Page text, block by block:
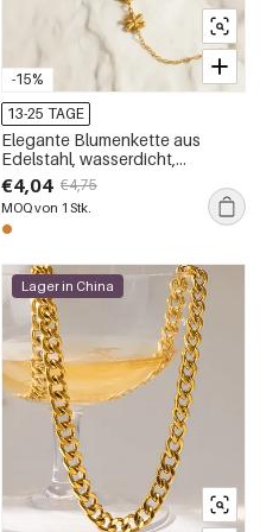
-15%
13-25 TAGE
Elegante Blumenkette aus
Edelstahl, wasserdicht,
goldfarben, schlichte Serie für
Damen
€4,04 €4,75
MOQ von 1 Stk.
Lager in China